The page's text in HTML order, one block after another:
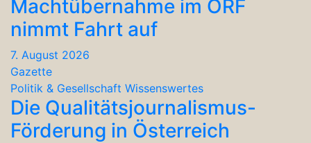
Machtübernahme im ORF
nimmt Fahrt auf
7. August 2026
Gazette
Politik & Gesellschaft Wissenswertes
Die Qualitätsjournalismus-
Förderung in Österreich